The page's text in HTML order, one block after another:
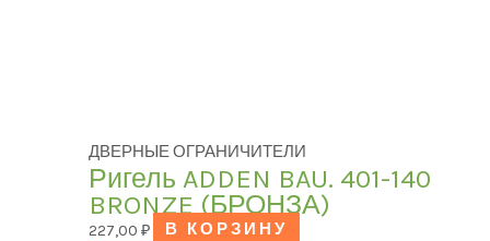
ДВЕРНЫЕ ОГРАНИЧИТЕЛИ
Ригель ADDEN BAU. 401-140
BRONZE (БРОНЗА)
227,00 ₽
В КОРЗИНУ